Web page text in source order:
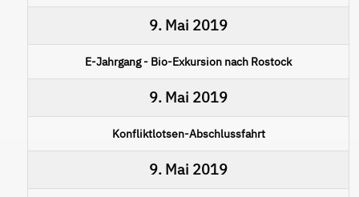
9. Mai 2019
E-Jahrgang - Bio-Exkursion nach Rostock
9. Mai 2019
Konfliktlotsen-Abschlussfahrt
9. Mai 2019